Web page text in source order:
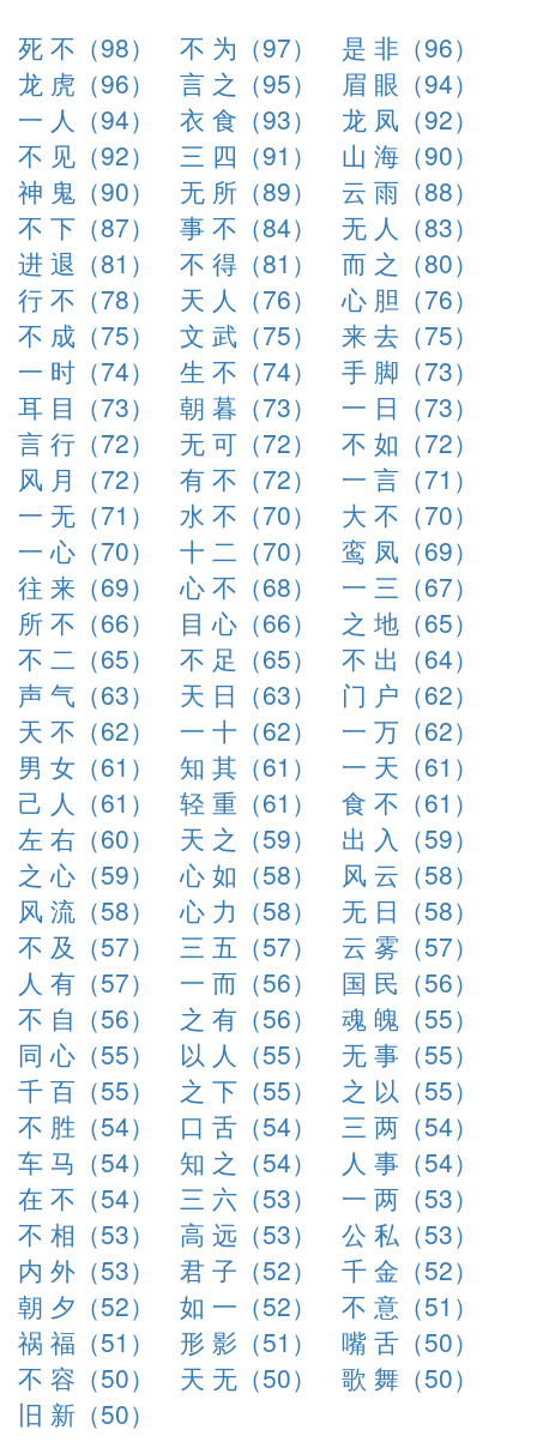
死 不（98） 不 为（97）
是 非（96）
龙 虎（96）
言 之（95）
眉 眼（94）
一 人（94）
衣 食（93）
龙 凤（92）
不 见（92）
三 四（91）
山 海（90）
神 鬼（90）
无 所（89）
云 雨（88）
不 下（87）
事 不（84）
无 人（83）
进 退（81）
不 得（81）
而 之（80）
行 不（78）
天 人（76）
心 胆（76）
不 成（75）
文 武（75）
来 去（75）
一 时（74）
生 不（74）
手 脚（73）
耳 目（73）
朝 暮（73）
一 日（73）
言 行（72）
无 可（72）
不 如（72）
风 月（72）
有 不（72）
一 言（71）
一 无（71）
水 不（70）
大 不（70）
一 心（70）
十 二（70）
鸾 凤（69）
往 来（69）
心 不（68）
一 三（67）
所 不（66）
目 心（66）
之 地（65）
不 二（65）
不 足（65）
不 出（64）
声 气（63）
天 日（63）
门 户（62）
天 不（62）
一 十（62）
一 万（62）
男 女（61）
知 其（61）
一 天（61）
己 人（61）
轻 重（61）
食 不（61）
左 右（60）
天 之（59）
出 入（59）
之 心（59）
心 如（58）
风 云（58）
风 流（58）
心 力（58）
无 日（58）
不 及（57）
三 五（57）
云 雾（57）
人 有（57）
一 而（56）
国 民（56）
不 自（56）
之 有（56）
魂 魄（55）
同 心（55）
以 人（55）
无 事（55）
千 百（55）
之 下（55）
之 以（55）
不 胜（54）
口 舌（54）
三 两（54）
车 马（54）
知 之（54）
人 事（54）
在 不（54）
三 六（53）
一 两（53）
不 相（53）
高 远（53）
公 私（53）
内 外（53）
君 子（52）
千 金（52）
朝 夕（52）
如 一（52）
不 意（51）
祸 福（51）
形 影（51）
嘴 舌（50）
不 容（50）
天 无（50）
歌 舞（50）
旧 新（50）